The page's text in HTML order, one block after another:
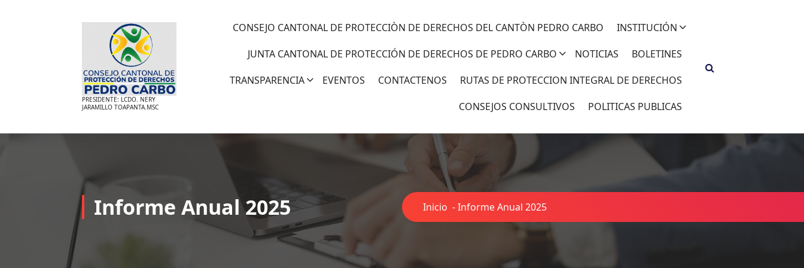
PRESIDENTE: LCDO. NERY
JARAMILLO TOAPANTA.MSC
CONSEJO CANTONAL DE PROTECCIÒN DE DERECHOS DEL CANTÒN PEDRO CARBO
INSTITUCIÓN
JUNTA CANTONAL DE PROTECCIÓN DE DERECHOS DE PEDRO CARBO
NOTICIAS
BOLETINES
TRANSPARENCIA
EVENTOS CONTACTENOS
RUTAS DE PROTECCION INTEGRAL DE DERECHOS
CONSEJOS CONSULTIVOS
POLITICAS PUBLICAS
Informe Anual 2025 Inicio -Informe Anual 2025